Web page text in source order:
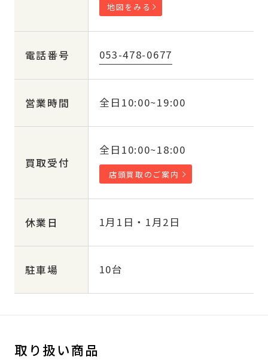
地図をみる
電話番号 053-478-0677
営業時間 全日10:00~19:00
買取受付
全日10:00~18:00
店頭買取のご案内
休業日 1月1日・1月2日
駐車場 10台
取り扱い商品